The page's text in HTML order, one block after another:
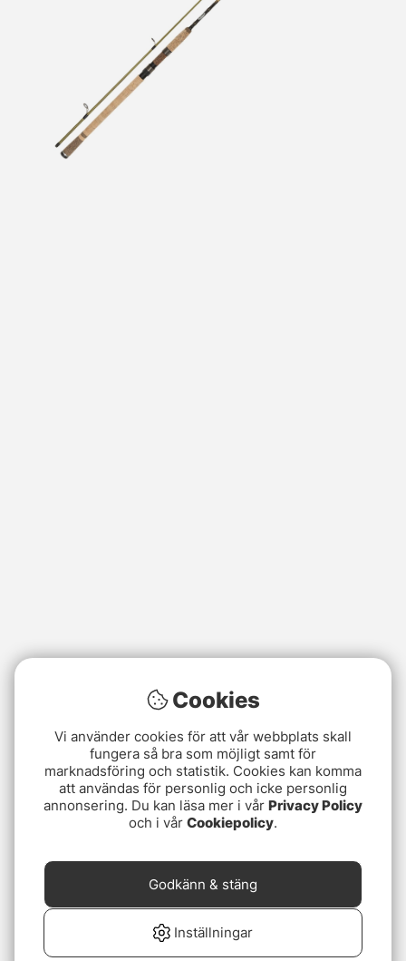
Cookies
Vi använder cookies för att vår webbplats skall
fungera så bra som möjligt samt för
marknadsföring och statistik. Cookies kan komma
att användas för personlig och icke personlig
annonsering. Du kan läsa mer i vår Privacy Policy
och i vår Cookiepolicy.
Inställningar
Godkänn & stäng